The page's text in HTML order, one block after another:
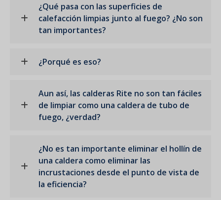
¿Qué pasa con las superficies de
calefacción limpias junto al fuego? ¿No son
tan importantes?
¿Porqué es eso?
Aun así, las calderas Rite no son tan fáciles
de limpiar como una caldera de tubo de
fuego, ¿verdad?
¿No es tan importante eliminar el hollín de
una caldera como eliminar las
incrustaciones desde el punto de vista de
la eficiencia?